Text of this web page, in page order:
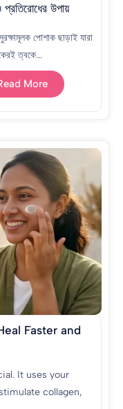
উপায়
পোশাক ছাড়াই যারা
ত্বকে...
More
Faster and
It uses your
collagen,